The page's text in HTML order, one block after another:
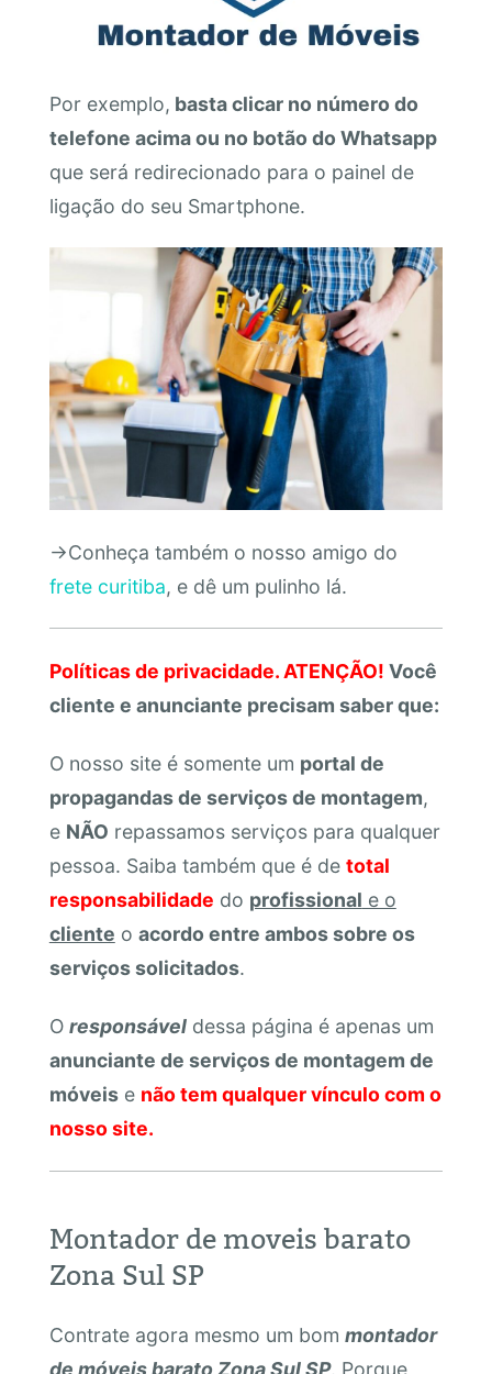
Por exemplo, basta clicar no número do
telefone acima ou no botão do Whatsapp
que será redirecionado para o painel de
ligação do seu Smartphone.
→Conheça também o nosso amigo do
frete curitiba, e dê um pulinho lá.
Políticas de privacidade. ATENÇÃO! Você
cliente e anunciante precisam saber que:
O nosso site é somente um portal de
propagandas de serviços de montagem,
e NÃO repassamos serviços para qualquer
pessoa. Saiba também que é de total
responsabilidade do profissional e o
cliente o acordo entre ambos sobre os
serviços solicitados.
O responsáveldessa página é apenas um
anunciante de serviços de montagem de
móveise não tem qualquer vínculo com o
nosso site.
Montador de moveis barato
Zona Sul SP
Contrate agora mesmo um bom montador
de móveis barato Zona Sul SP. Porque